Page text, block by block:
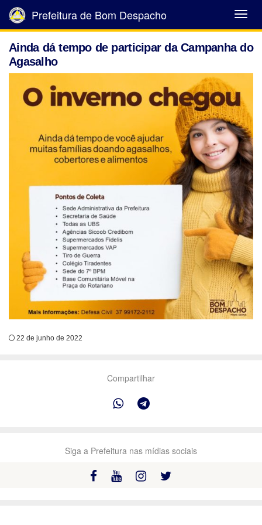
Abrir
Menu
Prefeitura de Bom Despacho
Ainda dá tempo de participar da Campanha do
Agasalho
22 de junho de 2022
Compartilhar
Siga a Prefeitura nas mídias sociais